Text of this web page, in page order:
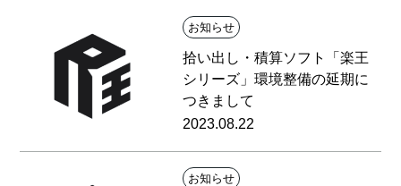
お知らせ
拾い出し・積算ソフト「楽王
シリーズ」環境整備の延期に
つきまして
2023.08.22
お知らせ